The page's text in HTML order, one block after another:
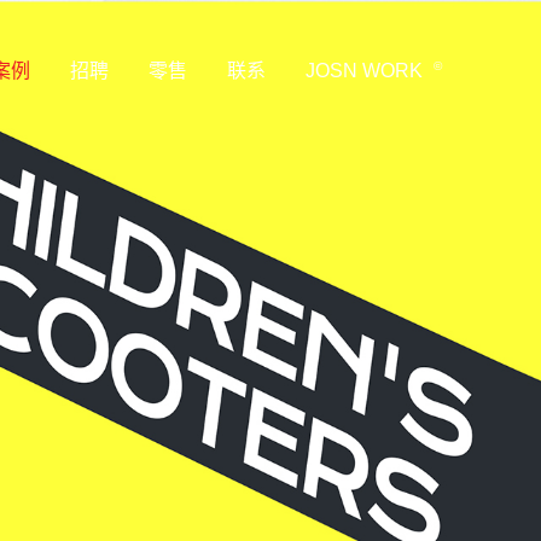
例 招聘 零售 联系 JOSN WORK ©